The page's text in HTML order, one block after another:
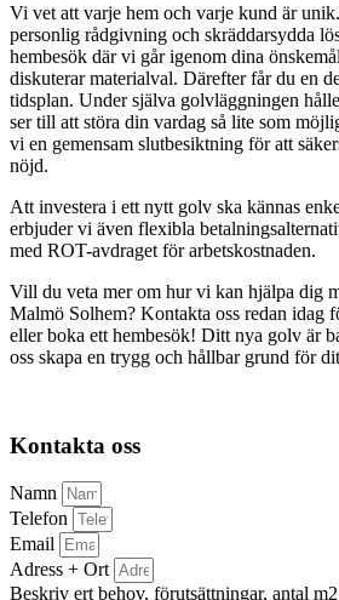
Vi vet att varje hem och varje kund är
personlig rådgivning och skräddarsydda
hembesök där vi går igenom dina
diskuterar materialval. Därefter får du en
tidsplan. Under själva golvläggningen
ser till att störa din vardag så lite som
vi en gemensam slutbesiktning för att
nöjd.
Att investera i ett nytt golv ska kännas
erbjuder vi även flexibla
med ROT-avdraget för arbetskostnaden.
Vill du veta mer om hur vi kan hjälpa dig
Malmö Solhem? Kontakta oss redan idag
eller boka ett hembesök! Ditt nya golv är
oss skapa en trygg och hållbar grund för
Kontakta oss
Namn
Telefon
Email
Adress + Ort
Beskriv ert behov, förutsättningar, antal